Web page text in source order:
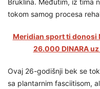
Bruklina. Međutim, iz tima
tokom samog procesa
Meridian sport ti donosi
26.000 DINARA
Ovaj 26-godišnji bek se
sa plantarnim fasciitisom,